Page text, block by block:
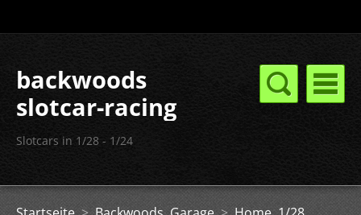
backwoods
slotcar-racing
Slotcars in 1/28 - 1/24